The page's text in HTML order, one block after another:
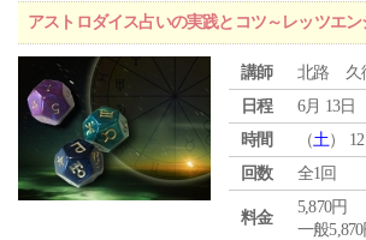
アストロダイス占いの実践とコツ～レッツエ
講師
北路 久
日程
6月 13日
時間
（土）
回数
全1回
料金
5,870円
一般